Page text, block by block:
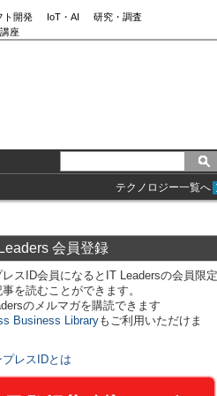
ト開発 IoT・AI
研究・調査
座
テクノロジー一覧へ
会員登録
スID会員になるとIT Leadersの会員限定
を読むことができます。
のメルマガを購読できます
Business Libraryもご利用いただけま
プレスIDとは